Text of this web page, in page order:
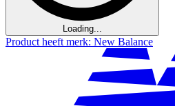
Loading...
Product heeft merk: New Balance